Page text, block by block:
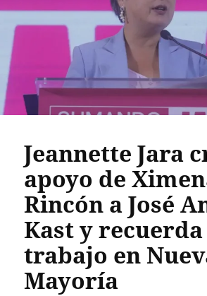
Jeannette Jara
apoyo de
Rincón a José
Kast y
trabajo en
Mayoría